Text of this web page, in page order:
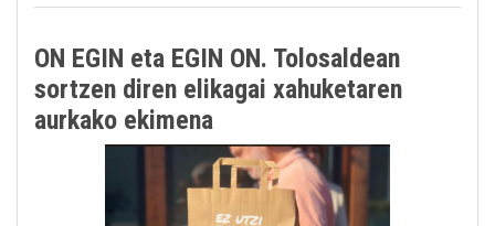
ON EGIN eta EGIN ON. Tolosaldean
sortzen diren elikagai xahuketaren
aurkako ekimena